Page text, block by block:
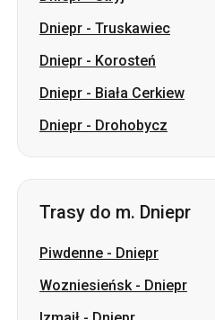
Dniepr-Drohobycz
Trasy do m. Dniepr
Piwdenne-Dniepr
Izmaił-Dniepr
Perwomajsk-Dniepr
Irpień-Dniepr